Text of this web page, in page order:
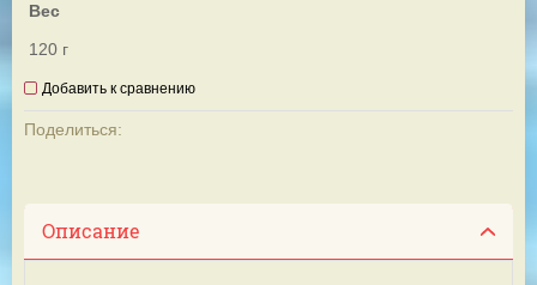
Вес
120 г
Добавить к сравнению
Поделиться:
Описание